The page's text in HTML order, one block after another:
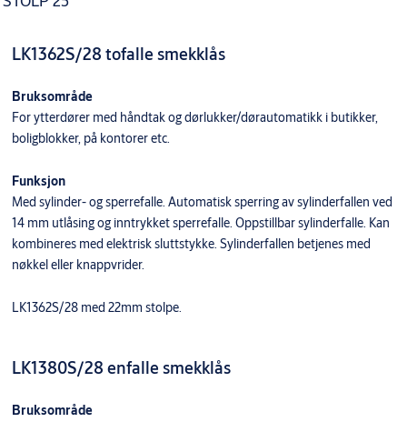
LK1362S/28 tofalle smekklås
Bruksområde
For ytterdører med håndtak og dørlukker/dørautomatikk i butikker,
boligblokker, på kontorer etc.
Funksjon
Med sylinder- og sperrefalle. Automatisk sperring av sylinderfallen ved
14 mm utlåsing og inntrykket sperrefalle. Oppstillbar sylinderfalle. Kan
kombineres med elektrisk sluttstykke. Sylinderfallen betjenes med
nøkkel eller knappvrider.
LK1362S/28 med 22mm stolpe.
LK1380S/28 enfalle smekklås
Bruksområde